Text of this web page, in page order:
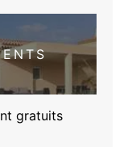
gratuits